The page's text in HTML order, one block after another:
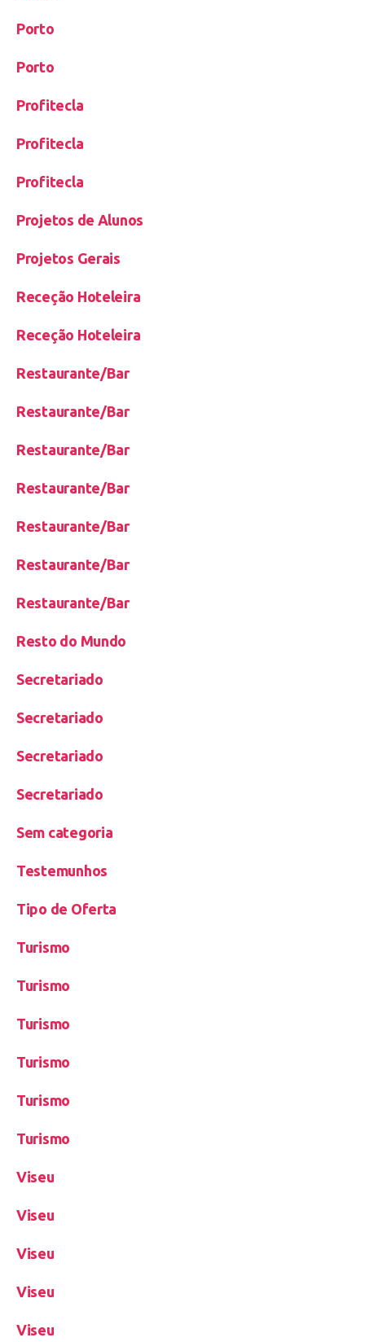
Porto
Porto
Profitecla
Profitecla
Profitecla
Projetos de Alunos
Projetos Gerais
Receção Hoteleira
Receção Hoteleira
Restaurante/Bar
Restaurante/Bar
Restaurante/Bar
Restaurante/Bar
Restaurante/Bar
Restaurante/Bar
Restaurante/Bar
Resto do Mundo
Secretariado
Secretariado
Secretariado
Secretariado
Sem categoria
Testemunhos
Tipo de Oferta
Turismo
Turismo
Turismo
Turismo
Turismo
Turismo
Viseu
Viseu
Viseu
Viseu
Viseu